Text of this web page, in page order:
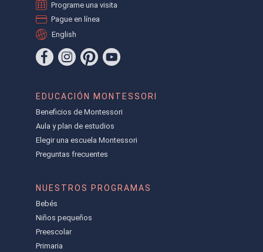
Programe una visita
Pague en línea
English
EDUCACIÓN MONTESSORI
Beneficios de Montessori
Aula y plan de estudios
Elegir una escuela Montessori
Preguntas frecuentes
NUESTROS PROGRAMAS
Bebés
Niños pequeños
Preescolar
Primaria